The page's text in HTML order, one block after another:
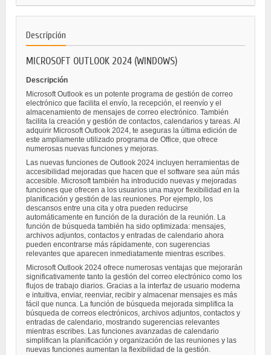
Descripción
MICROSOFT OUTLOOK 2024 (WINDOWS)
Descripción
Microsoft Outlook es un potente programa de gestión de correo
electrónico que facilita el envío, la recepción, el reenvío y el
almacenamiento de mensajes de correo electrónico. También
facilita la creación y gestión de contactos, calendarios y tareas. Al
adquirir Microsoft Outlook 2024, te aseguras la última edición de
este ampliamente utilizado programa de Office, que ofrece
numerosas nuevas funciones y mejoras.
Las nuevas funciones de Outlook 2024 incluyen herramientas de
accesibilidad mejoradas que hacen que el software sea aún más
accesible. Microsoft también ha introducido nuevas y mejoradas
funciones que ofrecen a los usuarios una mayor flexibilidad en la
planificación y gestión de las reuniones. Por ejemplo, los
descansos entre una cita y otra pueden reducirse
automáticamente en función de la duración de la reunión. La
función de búsqueda también ha sido optimizada: mensajes,
archivos adjuntos, contactos y entradas de calendario ahora
pueden encontrarse más rápidamente, con sugerencias
relevantes que aparecen inmediatamente mientras escribes.
Microsoft Outlook 2024 ofrece numerosas ventajas que mejorarán
significativamente tanto la gestión del correo electrónico como los
flujos de trabajo diarios. Gracias a la interfaz de usuario moderna
e intuitiva, enviar, reenviar, recibir y almacenar mensajes es más
fácil que nunca. La función de búsqueda mejorada simplifica la
búsqueda de correos electrónicos, archivos adjuntos, contactos y
entradas de calendario, mostrando sugerencias relevantes
mientras escribes. Las funciones avanzadas de calendario
simplifican la planificación y organización de las reuniones y las
nuevas funciones aumentan la flexibilidad de la gestión.